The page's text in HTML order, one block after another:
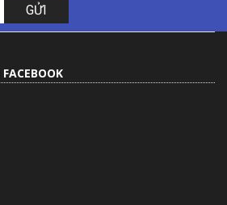
GỬI